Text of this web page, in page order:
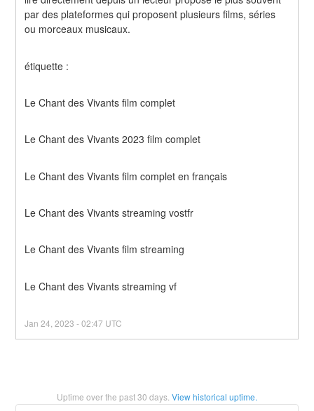
par des plateformes qui proposent plusieurs films, séries
ou morceaux musicaux.
étiquette :
Le Chant des Vivants film complet
Le Chant des Vivants 2023 film complet
Le Chant des Vivants film complet en français
Le Chant des Vivants streaming vostfr
Le Chant des Vivants film streaming
Le Chant des Vivants streaming vf
Jan24 ,2023 -02:47 UTC
Uptime over the past30 days. View historical uptime.